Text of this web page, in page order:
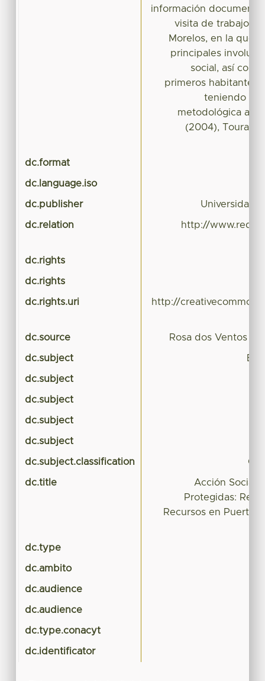
información
visita de trabajo
Morelos, en la que
principales
social, así
primeros habitantes
teniendo
metodológica
(2004),
dc.format
dc.language.iso
dc.publisher Universidade
dc.relation http://
dc.rights
dc.rights
dc.rights.uri http://
dc.source Rosa dos Ventos
dc.subject
dc.subject
dc.subject
dc.subject
dc.subject
dc.subject.classification
dc.title
Acción Social
Protegidas:
Recursos en Puerto
dc.type
dc.ambito
dc.audience
dc.audience
dc.type.conacyt
dc.identificator